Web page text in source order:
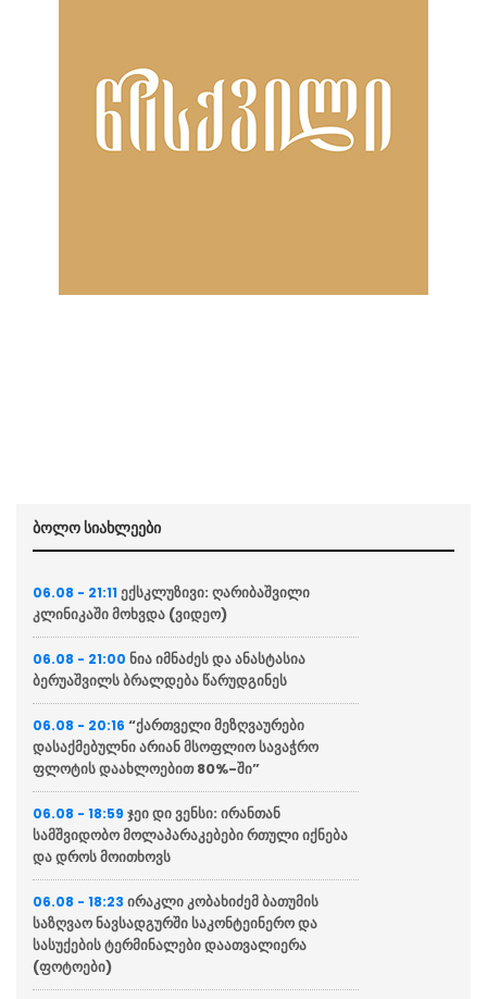
ბოლო სიახლეები
06.08 - 21:11 ექსკლუზივი: ღარიბაშვილი
კლინიკაში მოხვდა (ვიდეო)
06.08 - 21:00 ნია იმნაძეს და ანასტასია
ბერუაშვილს ბრალდება წარუდგინეს
06.08 - 20:16 “ქართველი მეზღვაურები
დასაქმებულნი არიან მსოფლიო სავაჭრო
ფლოტის დაახლოებით 80%-ში”
06.08 - 18:59 ჯეი დი ვენსი: ირანთან
სამშვიდობო მოლაპარაკებები რთული იქნება
და დროს მოითხოვს
06.08 - 18:23 ირაკლი კობახიძემ ბათუმის
საზღვაო ნავსადგურში საკონტეინერო და
სასუქების ტერმინალები დაათვალიერა
(ფოტოები)